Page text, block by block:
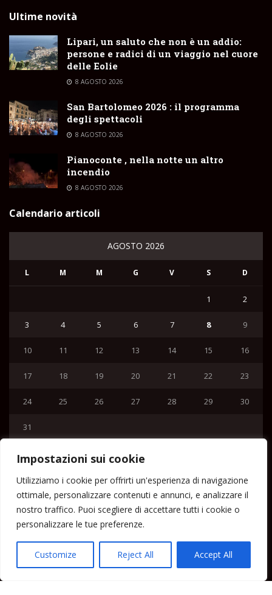
Impostazioni sui cookie
Utilizziamo i cookie per offrirti un'esperienza di navigazione
ottimale, personalizzare contenuti e annunci, e analizzare il
nostro traffico. Puoi scegliere di accettare tutti i cookie o
personalizzare le tue preferenze.
Customize Reject All Accept All
Ultime novità
Lipari, un saluto che non è un addio:
persone e radici di un viaggio nel cuore
delle Eolie
8 AGOSTO 2026
San Bartolomeo 2026 : il programma
degli spettacoli
8 AGOSTO 2026
Pianoconte , nella notte un altro
incendio
8 AGOSTO 2026
Calendario articoli
AGOSTO 2026
L M M G V S D
1 2
3 4 5 6 7 8 9
10 11 12 13 14 15 16
17 18 19 20 21 22 23
24 25 26 27 28 29 30
31
Home
Lipari News
Cronaca Lipari
Politica Lipari
Cultura Lipari